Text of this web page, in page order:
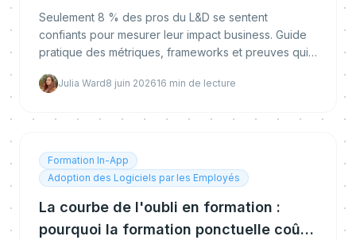
changement de comportement
Seulement 8 % des pros du L&D se sentent
confiants pour mesurer leur impact business. Guide
pratique des métriques, frameworks et preuves qui
Julia Ward8 juin 202616 min de lecture
Formation In-App
Adoption des Logiciels par les Employés
La courbe de l'oubli en formation :
pourquoi la formation ponctuelle coûte